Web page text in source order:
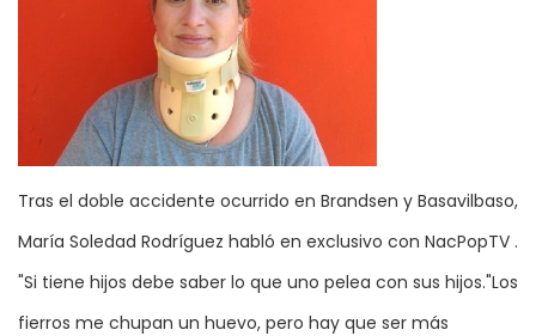
Tras el doble accidente ocurrido en Brandsen y Basavilbaso,
María Soledad Rodríguez habló en exclusivo con NacPopTV .
"Si tiene hijos debe saber lo que uno pelea con sus hijos."Los
fierros me chupan un huevo, pero hay que ser más